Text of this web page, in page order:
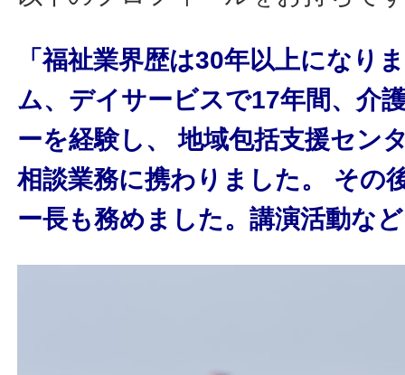
「福祉業界歴は30年以上になり
ム、デイサービスで17年間、介
ーを経験し、 地域包括支援セン
相談業務に携わりました。 その
ー長も務めました。講演活動な